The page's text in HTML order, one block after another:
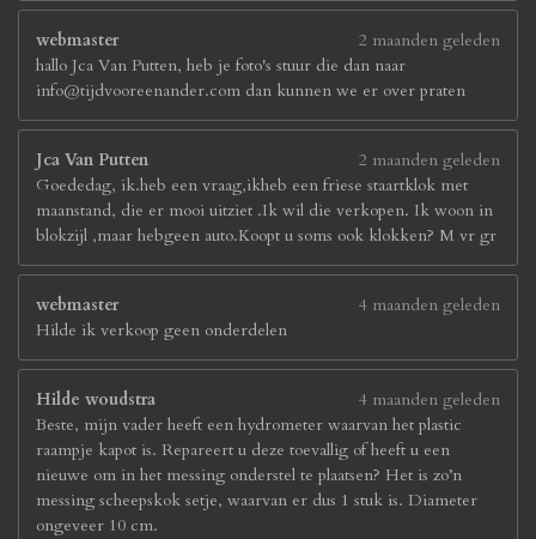
webmaster
2 maanden geleden
hallo Jca Van Putten, heb je foto's stuur die dan naar
info@tijdvooreenander.com dan kunnen we er over praten
Jca Van Putten
2 maanden geleden
Goededag, ik.heb een vraag,ikheb een friese staartklok met
maanstand, die er mooi uitziet .Ik wil die verkopen. Ik woon in
blokzijl ,maar hebgeen auto.Koopt u soms ook klokken? M vr gr
webmaster
4 maanden geleden
Hilde ik verkoop geen onderdelen
Hilde woudstra
4 maanden geleden
Beste, mijn vader heeft een hydrometer waarvan het plastic
raampje kapot is. Repareert u deze toevallig of heeft u een
nieuwe om in het messing onderstel te plaatsen? Het is zo’n
messing scheepskok setje, waarvan er dus 1 stuk is. Diameter
ongeveer 10 cm.